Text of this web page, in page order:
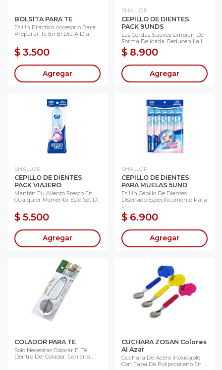
BOLSITA PARA TE
Es Un Práctico Accesorio Para
Preparar Té En El Día A Día.
$ 3.500
Agregar
SHALLOP
CEPILLO DE DIENTES
PACK 9UNDS
Las Cerdas Suaves Limpian De
Forma Delicada, Reducen La I...
$ 8.900
Agregar
SHALLOP
CEPILLO DE DIENTES
PACK VIAJERO
Mantén Tu Aliento Fresco En
Cualquier Momento. Este Set D...
$ 5.500
Agregar
SHALLOP
CEPILLO DE DIENTES
PARA MUELAS 5UND
Es Un Cepillo De Dientes
Diseñado Específicamente Para
Li...
$ 6.900
Agregar
COLADOR PARA TE
Solo Necesitas Colocar El Té
Dentro Del Colador, Cerrarlo...
CUCHARA ZOSAN Colores
Al Azar
Cuchara De Acero Inoxidable
Con Tapa De Polipropileno En ...